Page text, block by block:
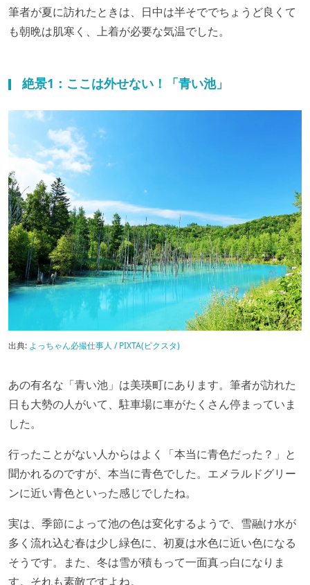
筆者が夏に訪れたときは、日中は半そででちょうど良くて
も朝晩は肌寒く、上着が必要な気温でした。
絶景1：ここは外せない！「青い池」
出典: よっちゃん必撮仕事人 / PIXTA(ピクスタ)
あの有名な「青い池」は美瑛町にあります。筆者が訪れた
日も大勢の人がいて、駐車場に車がたくさん停まっていま
した。
行ったことがない人からはよく「本当に青色だった？」と
聞かれるのですが、本当に青色でした。エメラルドグリー
ンに近い青色といった感じでしたね。
実は、季節によって池の色は変化するようで、雪融け水が
多く流れ込む春は少し緑色に、初夏は水色に近い色になる
そうです。また、冬は雪が積もって一面真っ白になりま
す。それも素敵ですよね。